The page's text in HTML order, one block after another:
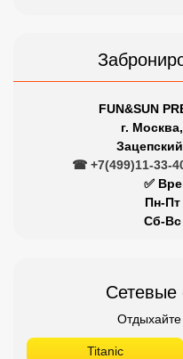
FUN&SUN
г.
☎ +7(499)11-33-
✅
Пн-Пт
Сб-Вс
Сетевые
Titanic